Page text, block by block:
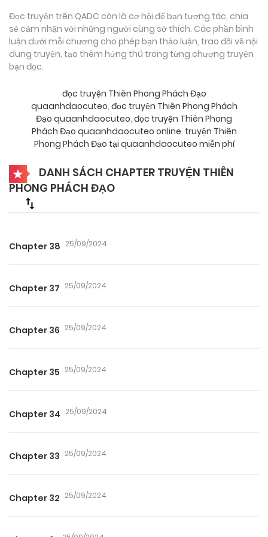
Đọc truyện trên QADC còn là cơ hội để bạn tương tác, chia
sẻ cảm nhận với những người cùng sở thích. Các phần bình
luận dưới mỗi chương cho phép bạn thảo luận, trao đổi về nội
dung truyện, tạo thêm hứng thú trong từng chương truyện
bạn đọc.
đọc truyện Thiên Phong Phách Đạo
quaanhdaocuteo, đọc truyện Thiên Phong Phách
Đạo quaanhdaocuteo, đọc truyện Thiên Phong
Phách Đạo quaanhdaocuteo online, truyện Thiên
Phong Phách Đạo tại quaanhdaocuteo miễn phí
DANH SÁCH CHAPTER TRUYỆN THIÊN
PHONG PHÁCH ĐẠO
Chapter 38 25/09/2024
Chapter 37 25/09/2024
Chapter 36 25/09/2024
Chapter 35 25/09/2024
Chapter 34 25/09/2024
Chapter 33 25/09/2024
Chapter 32 25/09/2024